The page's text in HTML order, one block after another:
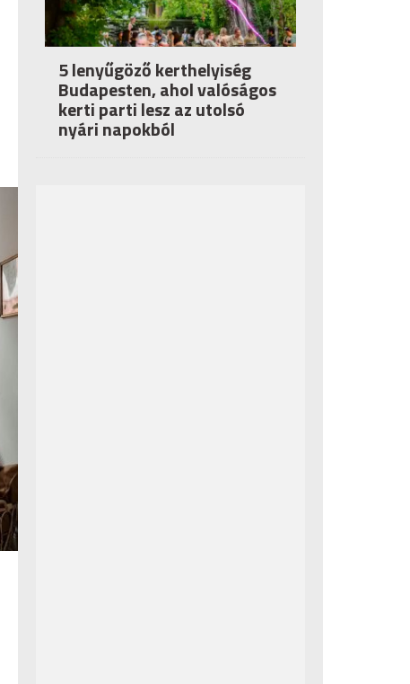
5 lenyűgöző kerthelyiség
Budapesten, ahol valóságos
kerti parti lesz az utolsó
nyári napokból